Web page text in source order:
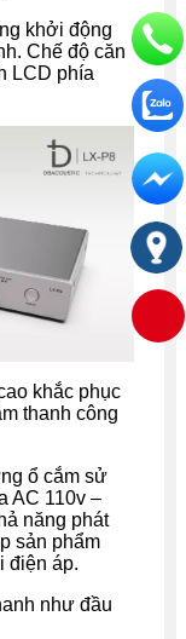
khởi động
Chế độ căn
LCD phía
khắc phục
thanh công
ổ cắm sử
AC 110v –
năng phát
sản phẩm
điện áp.
như đầu